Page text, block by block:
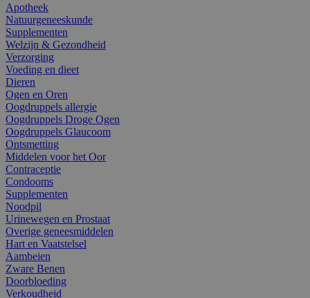
Apotheek
Natuurgeneeskunde
Supplementen
Welzijn & Gezondheid
Verzorging
Voeding en dieet
Dieren
Ogen en Oren
Oogdruppels allergie
Oogdruppels Droge Ogen
Oogdruppels Glaucoom
Ontsmetting
Middelen voor het Oor
Contraceptie
Condooms
Supplementen
Noodpil
Urinewegen en Prostaat
Overige geneesmiddelen
Hart en Vaatstelsel
Aambeien
Zware Benen
Doorbloeding
Verkoudheid